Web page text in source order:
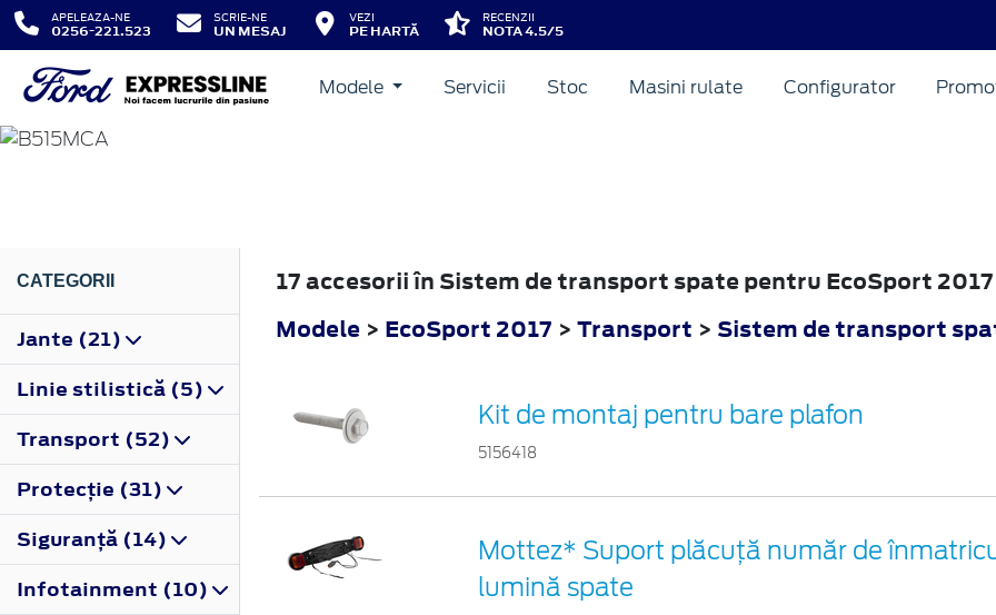
APELEAZA-NE
0256-221.523
SCRIE-NE
UN MESAJ
VEZI
PE HARTĂ
RECENZII
NOTA 4.5/5
Modele Servicii Stoc Masini rulate Configurator
ECOSPORT
CATEGORII
Jante (21)
Linie stilistică (5)
Transport (52)
Protecţie (31)
Siguranţă (14)
Infotainment (10)
17 accesorii în Sistem de transport spate pentru EcoSport 2017
Modele > EcoSport 2017 > Transport > Sistem de transport
Kit de montaj pentru bare plafon
5156418
Mottez* Suport plăcuță număr de
lumină spate